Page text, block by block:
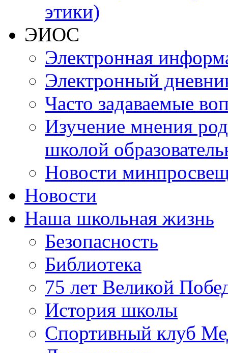
этики)
ЭИОС
Электронная
Электронный
Часто задаваемые
Изучение мнения
школой
Новости
Новости
Наша школьная жизнь
Безопасность
Библиотека
75 лет Великой
История школы
Спортивный клуб